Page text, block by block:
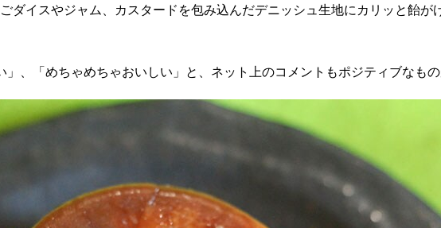
ダイスやジャム、カスタードを包み込んだデニッシュ生地にカリッと飴
」、「めちゃめちゃおいしい」と、ネット上のコメントもポジティブなもの